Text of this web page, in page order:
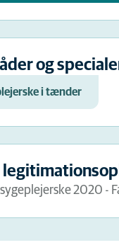
og
i tænder
2020 -